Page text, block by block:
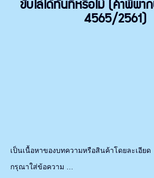
ขับไล่ได้ทันทีหรือไม่ (คำพิพา
4565/2561)
เป็นเนื้อหาของบทความหรือสินค้าโดยละเอียด
กรุณาใส่ข้อความ …